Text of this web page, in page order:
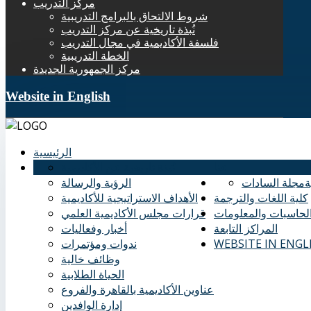
مركز التدريب
شروط الالتحاق بالبرامج التدريبية
نُبذة تاريخية عن مركز التدريب
فلسفة الأكاديمية في مجال التدريب
الخطة التدريبية
مركز الجمهورية الجديدة
Website in English
الرئيسية
الرؤية والرسالة
الأهداف الاستراتيجية للأكاديمية
قرارات مجلس الأكاديمية العلمي
أخبار وفعاليات
ندوات ومؤتمرات
وظائف خالية
الحياة الطلابية
عناوين الأكاديمية بالقاهرة والفروع
إدارة الوافدين
مجلة السادات
كلية اللغات والترجمة
والمعلومات
المراكز التابعة
WEBSITE IN